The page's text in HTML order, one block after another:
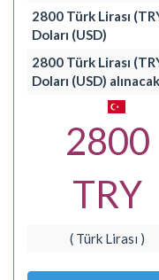
2800 Türk Lirası
Doları (USD)
2800 Türk Lirası
Doları (USD)
2800
TRY
( Türk Lirası )